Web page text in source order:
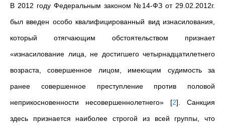
В 2012 году Федеральным законом №14-ФЗ от 29.02.2012г.
был введен особо квалифицированный вид изнасилования,
который отягчающим обстоятельством признает
«изнасилование лица, не достигшего четырнадцатилетнего
возраста, совершенное лицом, имеющим судимость за
ранее совершенное преступление против половой
неприкосновенности несовершеннолетнего» [2] . Санкция
здесь признается наиболее строгой из всей группы, что